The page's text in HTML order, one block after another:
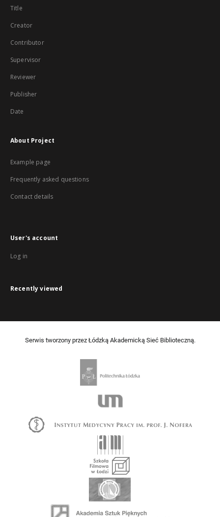
Title
Creator
Contributor
Supervisor
Reviewer
Publisher
Date
About Project
Example page
Frequently asked questions
Contact details
User's account
Log in
Recently viewed
Serwis tworzony przez Łódzką Akademicką Sieć Biblioteczną.